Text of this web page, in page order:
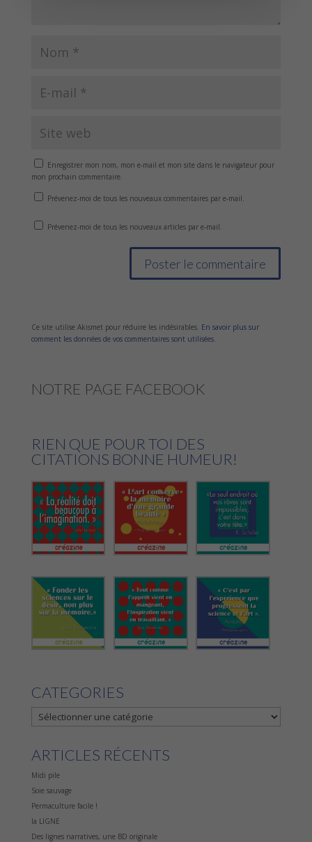
Enregistrer mon nom, mon e-mail et mon site dans le navigateur pour
mon prochain commentaire.
Prévenez-moi de tous les nouveaux commentaires par e-mail.
Prévenez-moi de tous les nouveaux articles par e-mail.
Ce site utilise Akismet pour réduire les indésirables. En savoir plus sur
comment les données de vos commentaires sont utilisées.
NOTRE PAGE FACEBOOK
RIEN QUE POUR TOI DES
CITATIONS BONNE HUMEUR!
CATEGORIES
CATEGORIES
ARTICLES RÉCENTS
Midi pile
Soie sauvage
Permaculture facile !
la LIGNE
Des lignes narratives, une BD originale